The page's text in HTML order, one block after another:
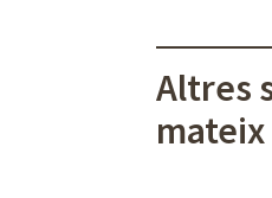
Altres